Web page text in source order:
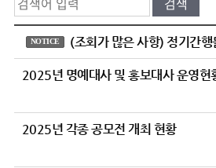
NOTICE (조회가 많은 사항) 정기간행
2025년 명예대사 및 홍보대사 운영현
2025년 각종 공모전 개최 현황